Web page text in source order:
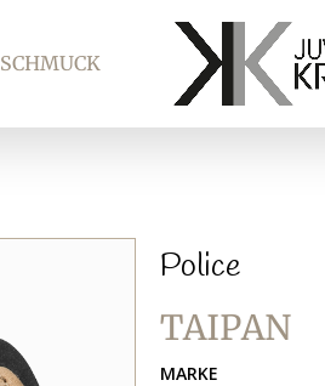
SCHMUCK
Police
TAIPAN
MARKE